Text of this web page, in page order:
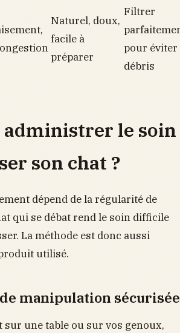
Naturel, doux,
facile à
préparer
Filtrer
pour éviter
débris
administrer le soin
son chat ?
dépend de la régularité de
qui se débat rend le soin difficile
La méthode est donc aussi
utilisé.
manipulation sécurisée
une table ou sur vos genoux,